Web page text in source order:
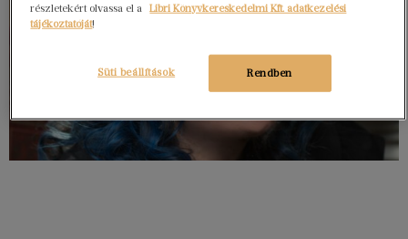
részletekért olvassa el a
Libri Könyvkereskedelmi Kft. adatkezelési
tájékoztatóját!
Rendben
Süti beállítások